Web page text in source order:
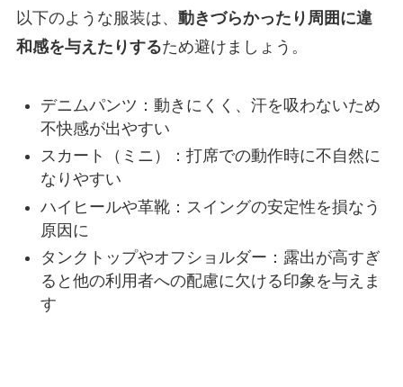
以下のような服装は、 動きづらかったり周囲に違
和感を与えたりするため避けましょう。
デニムパンツ：動きにくく、汗を吸わないため
不快感が出やすい
スカート（ミニ）：打席での動作時に不自然に
なりやすい
ハイヒールや革靴：スイングの安定性を損なう
原因に
タンクトップやオフショルダー：露出が高すぎ
ると他の利用者への配慮に欠ける印象を与えま
す